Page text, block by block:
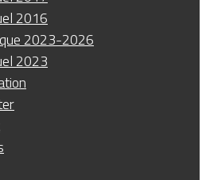
2016
2023-2026
2023